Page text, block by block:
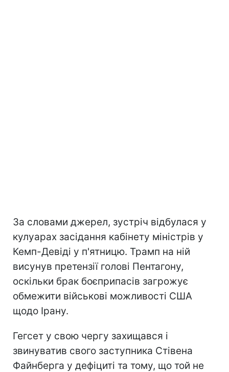
За словами джерел, зустріч відбулася у
кулуарах засідання кабінету міністрів у
Кемп-Девіді у п'ятницю. Трамп на ній
висунув претензії голові Пентагону,
оскільки брак боєприпасів загрожує
обмежити військові можливості США
щодо Ірану.
Гегсет у свою чергу захищався і
звинуватив свого заступника Стівена
Файнберга у дефіциті та тому, що той не